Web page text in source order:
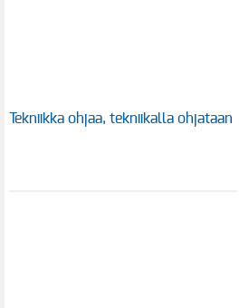
Tekniikka ohjaa, tekniikalla ohjataan